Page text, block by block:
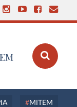
MITEM